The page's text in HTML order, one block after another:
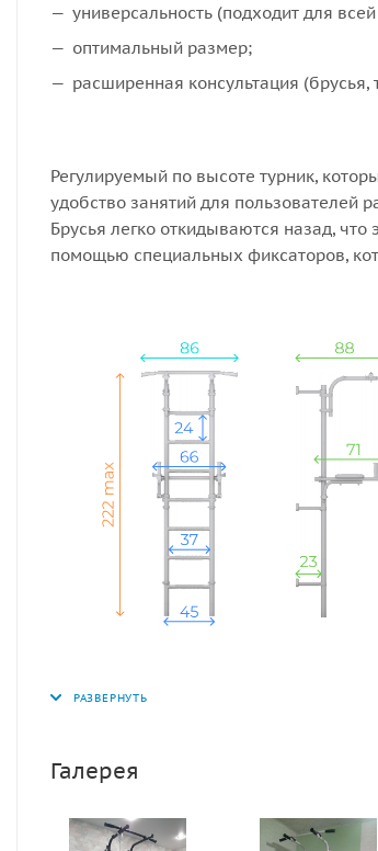
универсальность (подходит для
оптимальный размер;
расширенная консультация (брусья,
Регулируемый по высоте турник,
удобство занятий для пользователей
Брусья легко откидываются назад,
помощью специальных фиксаторов,
Галерея